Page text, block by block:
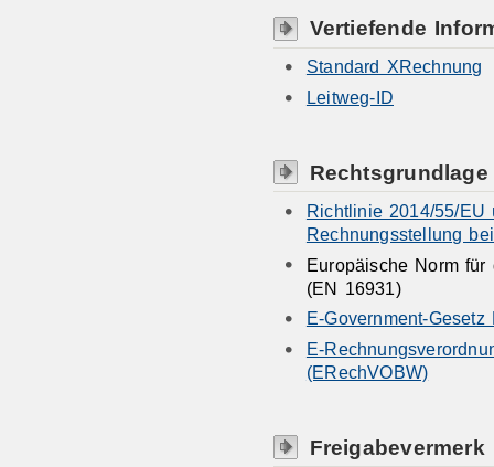
Vertiefende
Standard XRechnung
Leitweg-ID
Rechtsgrundlage
Richtlinie 2014/55/
Rechnungsstellung
Europäische Norm
(EN 16931)
E-Government-
E-
(ERechVOBW)
Freigabevermerk